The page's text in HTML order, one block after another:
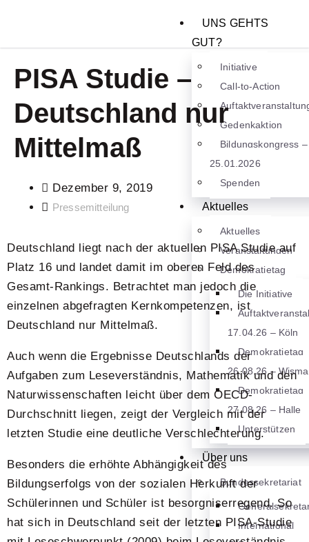
UNS GEHTS
GUT?
Initiative
Call-to-Action
Gedenkaktion
Bildungskongress –
25.01.2026
Spenden
Aktuelles
Aktuelles
Veranstaltungen
Demokratietag
Die Initiative
17.04.26 – Köln
Demokratietag
26.08.26 –
Demokratietag
27.08.26 – Halle
Unterstützen
Über uns
Bundessekretariat
International
PISA Studie –
Deutschland nur
Mittelmaß
Dezember 9, 2019
Pressemitteilung
Deutschland liegt nach der aktuellen PISA Studie auf
Platz 16 und landet damit im oberen Feld des
Gesamt-Rankings. Betrachtet man jedoch die
einzelnen abgefragten Kernkompetenzen, ist
Deutschland nur Mittelmaß.
Auch wenn die Ergebnisse Deutschlands der
Aufgaben zum Leseverständnis, Mathematik und den
Naturwissenschaften leicht über dem OECD-
Durchschnitt liegen, zeigt der Vergleich mit der
letzten Studie eine deutliche Verschlechterung.
Besonders die erhöhte Abhängigkeit des
Bildungserfolgs von der sozialen Herkunft der
Schülerinnen und Schüler ist besorgniserregend. So
hat sich in Deutschland seit der letzten PISA-Studie